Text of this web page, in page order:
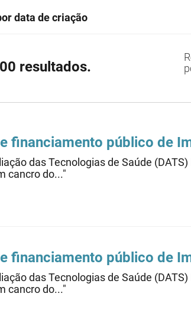
data de criação
resultados.
financiamento público de
das Tecnologias de Saúde
cancro do..."
financiamento público de
das Tecnologias de Saúde
cancro do..."